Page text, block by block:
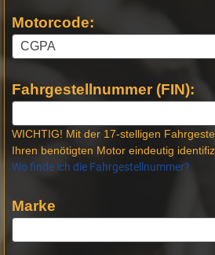
Motorcode:
Fahrgestellnummer (FIN):
WICHTIG! Mit der 17-stelligen
Ihren benötigten Motor eindeutig
Wo finde ich die Fahrgestellnummer?
Marke